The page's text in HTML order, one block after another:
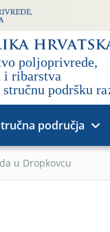
područja
u Dropkovcu